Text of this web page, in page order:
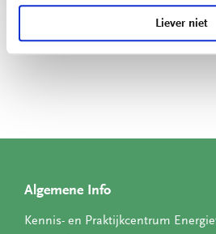
Liever niet
Algemene Info
Kennis- en Praktijkcentrum